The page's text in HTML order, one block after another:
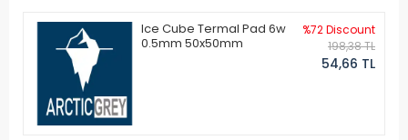
Ice Cube Termal Pad 6w
0.5mm 50x50mm
%72 Discount
198,38 TL
54,66 TL